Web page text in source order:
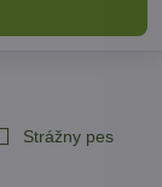
Strážny pes